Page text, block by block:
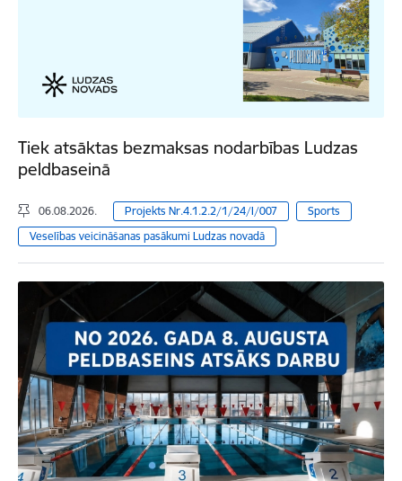
Tiek atsāktas bezmaksas nodarbības Ludzas
peldbaseinā
06.08.2026. Projekts Nr.4.1.2.2/1/24/I/007
Sports
Veselības veicināšanas pasākumi Ludzas novadā